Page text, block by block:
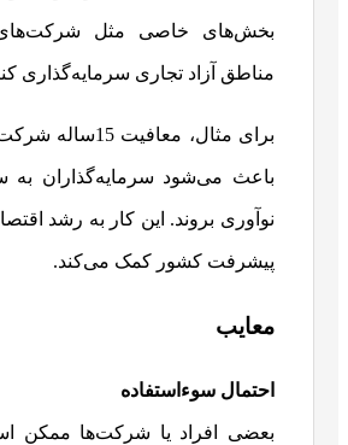
بخش‌های خاصی مثل شرکت‌های
مناطق آزاد تجاری سرمایه‌گذاری
برای مثال، معافیت
باعث می‌شود سرمایه‌گذاران
نوآوری بروند. این کار به رشد
پیشرفت کشور کمک می‌کند.
معایب
احتمال سوءاستفاده
بعضی افراد یا شرکت‌ها ممکن